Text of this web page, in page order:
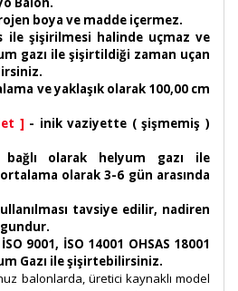
boya ve madde içermez.
ile şişirilmesi halinde uçmaz ve
gazı ile şişirtildiği zaman uçan
ve yaklaşık olarak 100,00 cm
] - inik vaziyette ( şişmemiş )
bağlı olarak helyum gazı ile
olarak 3-6 gün arasında
tavsiye edilir, nadiren
9001, İSO 14001 OHSAS 18001
Gazı ile şişirtebilirsiniz.
balonlarda, üretici kaynaklı model